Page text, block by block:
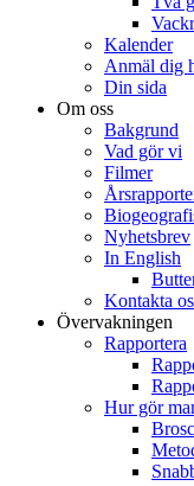
Kalender
Anmäl dig
Din sida
Om oss
Bakgrund
Vad gör vi
Filmer
Nyhetsbrev
In English
Kontakta
Övervakningen
Rapportera
Hur gör